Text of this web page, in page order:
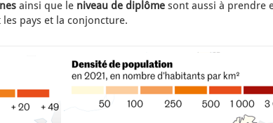
ainsi que le niveau de diplôme sont aussi à prendre
pays et la conjoncture.